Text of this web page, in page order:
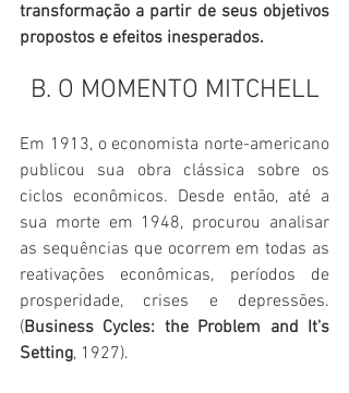
transformação a partir de seus objetivos
propostos e efeitos inesperados.
B. O MOMENTO MITCHELL
Em 1913, o economista norte-americano
publicou sua obra clássica sobre os
ciclos econômicos. Desde então, até a
sua morte em 1948, procurou analisar
as sequências que ocorrem em todas as
reativações econômicas, períodos de
prosperidade, crises e depressões.
(Business Cycles: the Problem and It's
Setting, 1927).